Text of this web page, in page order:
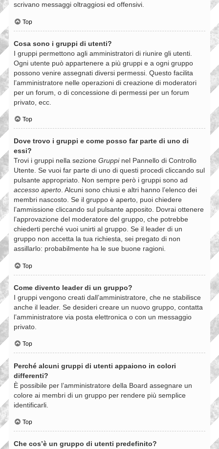
scrivano messaggi oltraggiosi ed offensivi.
Top
Cosa sono i gruppi di utenti?
I gruppi permettono agli amministratori di riunire gli utenti.
Ogni utente può appartenere a più gruppi e a ogni gruppo
possono venire assegnati diversi permessi. Questo facilita
l’amministratore nelle operazioni di creazione di moderatori
per un forum, o di concessione di permessi per un forum
privato, ecc.
Top
Dove trovo i gruppi e come posso far parte di uno di
essi?
Trovi i gruppi nella sezione Gruppinel Pannello di Controllo
Utente. Se vuoi far parte di uno di questi procedi cliccando sul
pulsante appropriato. Non sempre però i gruppi sono ad
accesso aperto. Alcuni sono chiusi e altri hanno l’elenco dei
membri nascosto. Se il gruppo è aperto, puoi chiedere
l’ammissione cliccando sul pulsante apposito. Dovrai ottenere
l’approvazione del moderatore del gruppo, che potrebbe
chiederti perché vuoi unirti al gruppo. Se il leader di un
gruppo non accetta la tua richiesta, sei pregato di non
assillarlo: probabilmente ha le sue buone ragioni.
Top
Come divento leader di un gruppo?
I gruppi vengono creati dall’amministratore, che ne stabilisce
anche il leader. Se desideri creare un nuovo gruppo, contatta
l’amministratore via posta elettronica o con un messaggio
privato.
Top
Perché alcuni gruppi di utenti appaiono in colori
differenti?
È possibile per l’amministratore della Board assegnare un
colore ai membri di un gruppo per rendere più semplice
identificarli.
Top
Che cos’è un gruppo di utenti predefinito?